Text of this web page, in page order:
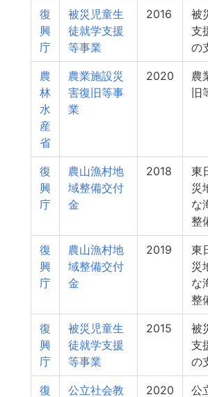
復
興
庁
被災児童生
徒就学支援
等事業
2016
被
支
の
農
林
水
産
省
農業施設災
害復旧等事
業
2020
農
旧
復
興
庁
農山漁村地
域整備交付
金
2018
東
災
な
整
復
興
庁
農山漁村地
域整備交付
金
2019
東
災
な
整
復
興
庁
被災児童生
徒就学支援
等事業
2015
被
支
の
復
公立社会教
2020
公